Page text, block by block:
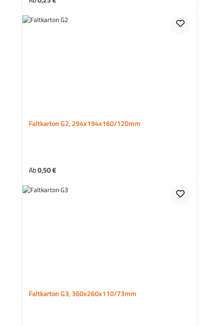
Faltkarton G2, 294x194x160/120mm
Regulärer Preis:
Ab0,50 €
Faltkarton G3, 360x260x110/73mm